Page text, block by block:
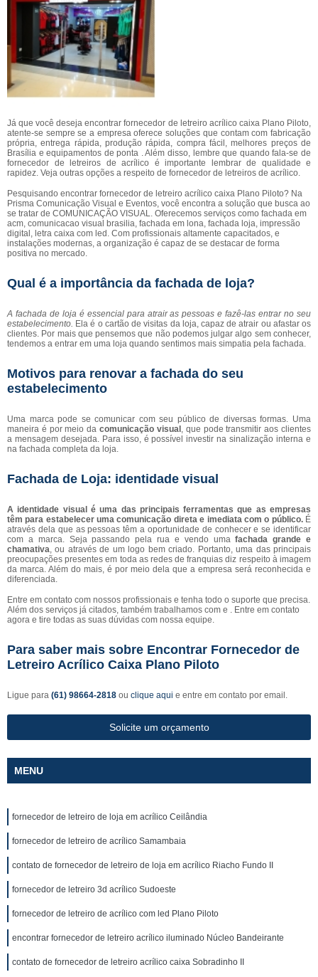
Já que você deseja encontrar fornecedor de letreiro acrílico caixa Plano Piloto,
atente-se sempre se a empresa oferece soluções que contam com fabricação
própria, entrega rápida, produção rápida, compra fácil, melhores preços de
Brasília e equipamentos de ponta . Além disso, lembre que quando fala-se de
fornecedor de letreiros de acrílico é importante lembrar de qualidade e
rapidez. Veja outras opções a respeito de fornecedor de letreiros de acrílico.
Pesquisando encontrar fornecedor de letreiro acrílico caixa Plano Piloto? Na
Prisma Comunicação Visual e Eventos, você encontra a solução que busca ao
se tratar de COMUNICAÇÃO VISUAL. Oferecemos serviços como fachada em
acm, comunicacao visual brasilia, fachada em lona, fachada loja, impressão
digital, letra caixa com led. Com profissionais altamente capacitados, e
instalações modernas, a organização é capaz de se destacar de forma
positiva no mercado.
Qual é a importância da fachada de loja?
A fachada de loja é essencial para atrair as pessoas e fazê-las entrar no seu
estabelecimento. Ela é o cartão de visitas da loja, capaz de atrair ou afastar os
clientes. Por mais que pensemos que não podemos julgar algo sem conhecer,
tendemos a entrar em uma loja quando sentimos mais simpatia pela fachada.
Motivos para renovar a fachada do seu
estabelecimento
Uma marca pode se comunicar com seu público de diversas formas. Uma
maneira é por meio dacomunicação visual , que pode transmitir aos clientes
a mensagem desejada. Para isso, é possível investir na sinalização interna e
na fachada completa da loja.
Fachada de Loja: identidade visual
A identidade visual é uma das principais ferramentas que as empresas
têm para estabelecer uma comunicação direta e imediata com o público.É
através dela que as pessoas têm a oportunidade de conhecer e se identificar
com a marca. Seja passando pela rua e vendo umafachada grande e
chamativa, ou através de um logo bem criado. Portanto, uma das principais
preocupações presentes em toda as redes de franquias diz respeito à imagem
da marca. Além do mais, é por meio dela que a empresa será reconhecida e
diferenciada.
Entre em contato com nossos profissionais e tenha todo o suporte que precisa.
Além dos serviços já citados, também trabalhamos com e . Entre em contato
agora e tire todas as suas dúvidas com nossa equipe.
Para saber mais sobre Encontrar Fornecedor de
Letreiro Acrílico Caixa Plano Piloto
Ligue para (61) 98664-2818 ou clique aqui e entre em contato por email.
Solicite um orçamento
MENU
fornecedor de letreiro de loja em acrílico Ceilândia
fornecedor de letreiro de acrílico Samambaia
contato de fornecedor de letreiro de loja em acrílico Riacho Fundo II
fornecedor de letreiro 3d acrílico Sudoeste
fornecedor de letreiro de acrílico com led Plano Piloto
encontrar fornecedor de letreiro acrílico iluminado Núcleo Bandeirante
contato de fornecedor de letreiro acrílico caixa Sobradinho II